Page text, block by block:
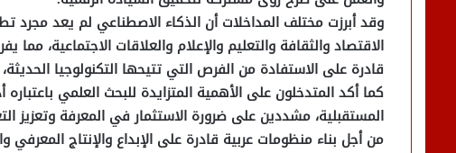
وقد أبرزت مختلف المداخلات أن الذكاء الاصطناعي لم يعد مجرد
الاقتصاد والثقافة والتعليم والإعلام والعلاقات الاجتماعية،
قادرة على الاستفادة من الفرص التي تتيحها التكنولوجيا
كما أكد المتدخلون على الأهمية المتزايدة للبحث العلمي
المستقبلية، مشددين على ضرورة الاستثمار في المعرفة وتعزيز
من أجل بناء منظومات عربية قادرة على الإبداع والإنتاج المعرفي